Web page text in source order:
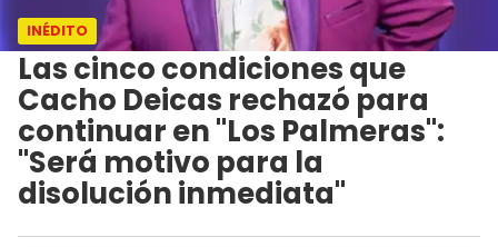
INÉDITO
Las cinco condiciones que
Cacho Deicas rechazó para
continuar en "Los Palmeras":
"Será motivo para la
disolución inmediata"